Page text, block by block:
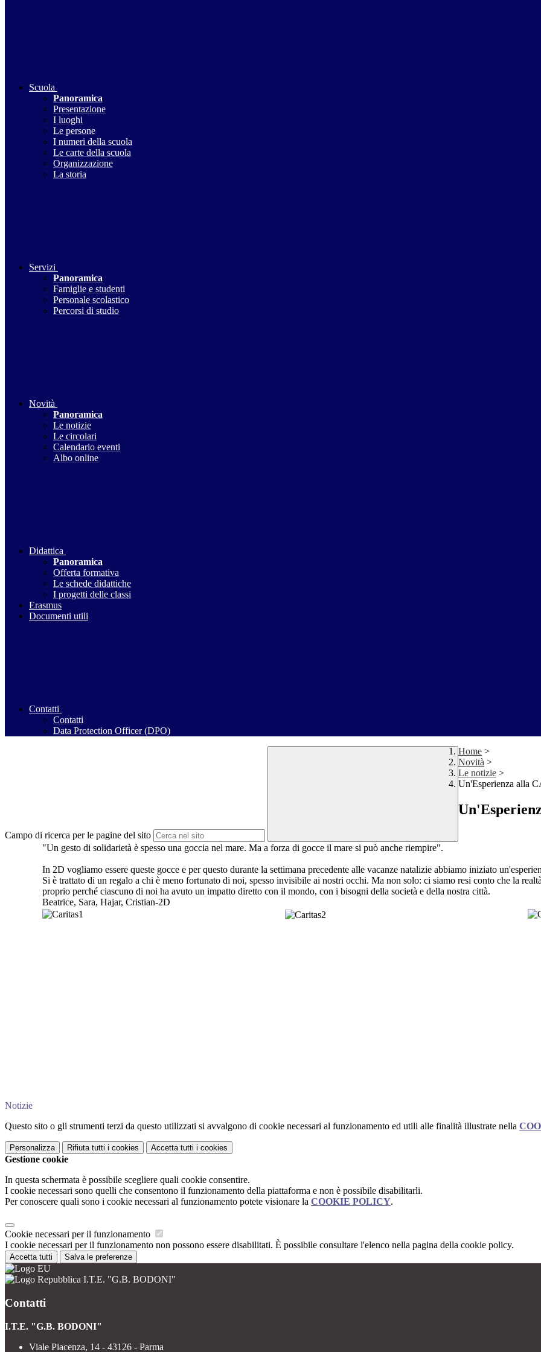
Scuola
Panoramica
Presentazione
I luoghi
Le persone
I numeri della scuola
Le carte della scuola
Organizzazione
La storia
Servizi
Panoramica
Famiglie e studenti
Personale scolastico
Percorsi di studio
Novità
Panoramica
Le notizie
Le circolari
Calendario eventi
Albo online
Didattica
Panoramica
Offerta formativa
Le schede didattiche
I progetti delle classi
Erasmus
Documenti utili
Contatti
Contatti
Data Protection Officer (DPO)
Campo di ricerca per le pagine del sito
Home >
Novità >
Le notizie >
Un'Esperienza alla
"Un gesto di solidarietà è spesso una goccia nel mare. Ma a forza di gocce il mare si può anche riempire".
In 2D vogliamo essere queste gocce e per questo durante la settimana precedente alle vacanze natalizie abbiamo iniziato
Si è trattato di un regalo a chi è meno fortunato di noi, spesso invisibile ai nostri occhi. Ma non solo: ci siamo resi conto che la
proprio perché ciascuno di noi ha avuto un impatto diretto con il mondo, con i bisogni della società e della nostra città.
Beatrice, Sara, Hajar, Cristian-2D
Notizie
Questo sito o gli strumenti terzi da questo utilizzati si avvalgono di cookie necessari al funzionamento ed utili alle finalità illustrate nella
Personalizza Rifiuta tutti i cookies Accetta tutti i cookies
Gestione cookie
In questa schermata è possibile scegliere quali cookie consentire.
I cookie necessari sono quelli che consentono il funzionamento della piattaforma e non è possibile disabilitarli.
Per conoscere quali sono i cookie necessari al funzionamento potete visionare la COOKIE POLICY.
Cookie necessari per il funzionamento
I cookie necessari per il funzionamento non possono essere disabilitati. È possibile consultare l'elenco nella pagina della cookie policy.
Accetta tutti Salva le preferenze
I.T.E. "G.B. BODONI"
Contatti
I.T.E. "G.B. BODONI"
Viale Piacenza, 14 - 43126 - Parma